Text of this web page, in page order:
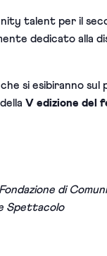
talent per il
dedicato alla
che si esibiranno sul
V edizione del
di
Spettacolo